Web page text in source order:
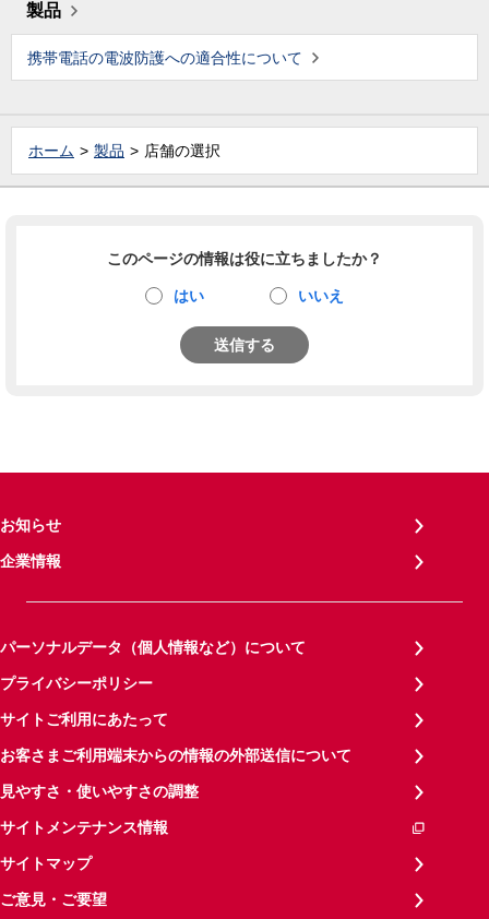
製品
携帯電話の電波防護への適合性について
ホーム 製品 店舗の選択
このページの情報は役に立ちましたか？
はい いいえ
送信する
お知らせ
企業情報
パーソナルデータ（個人情報など）について
プライバシーポリシー
サイトご利用にあたって
お客さまご利用端末からの情報の外部送信について
見やすさ・使いやすさの調整
サイトメンテナンス情報
サイトマップ
ご意見・ご要望